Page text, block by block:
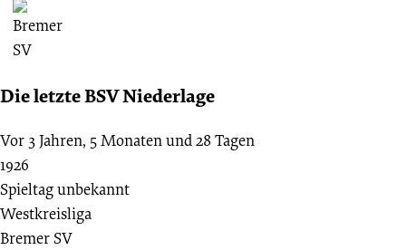
Die letzte BSV Niederlage
Vor 3 Jahren, 5 Monaten und 28 Tagen
1926
Spieltag unbekannt
Westkreisliga
Bremer SV